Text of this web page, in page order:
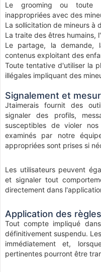
Le grooming ou toute
inappropriées avec des
La sollicitation de mineurs à
La traite des êtres humains,
Le partage, la demande,
contenus exploitant des
Toute tentative d'utiliser la
illégales impliquant des
Signalement et
Jtaimerais fournit des
signaler des profils,
susceptibles de violer
examinés par notre
appropriées sont prises si
Les utilisateurs peuvent
et signaler tout
directement dans
Application des règles
Tout compte impliqué
définitivement suspendu.
immédiatement et,
pertinentes pourront être